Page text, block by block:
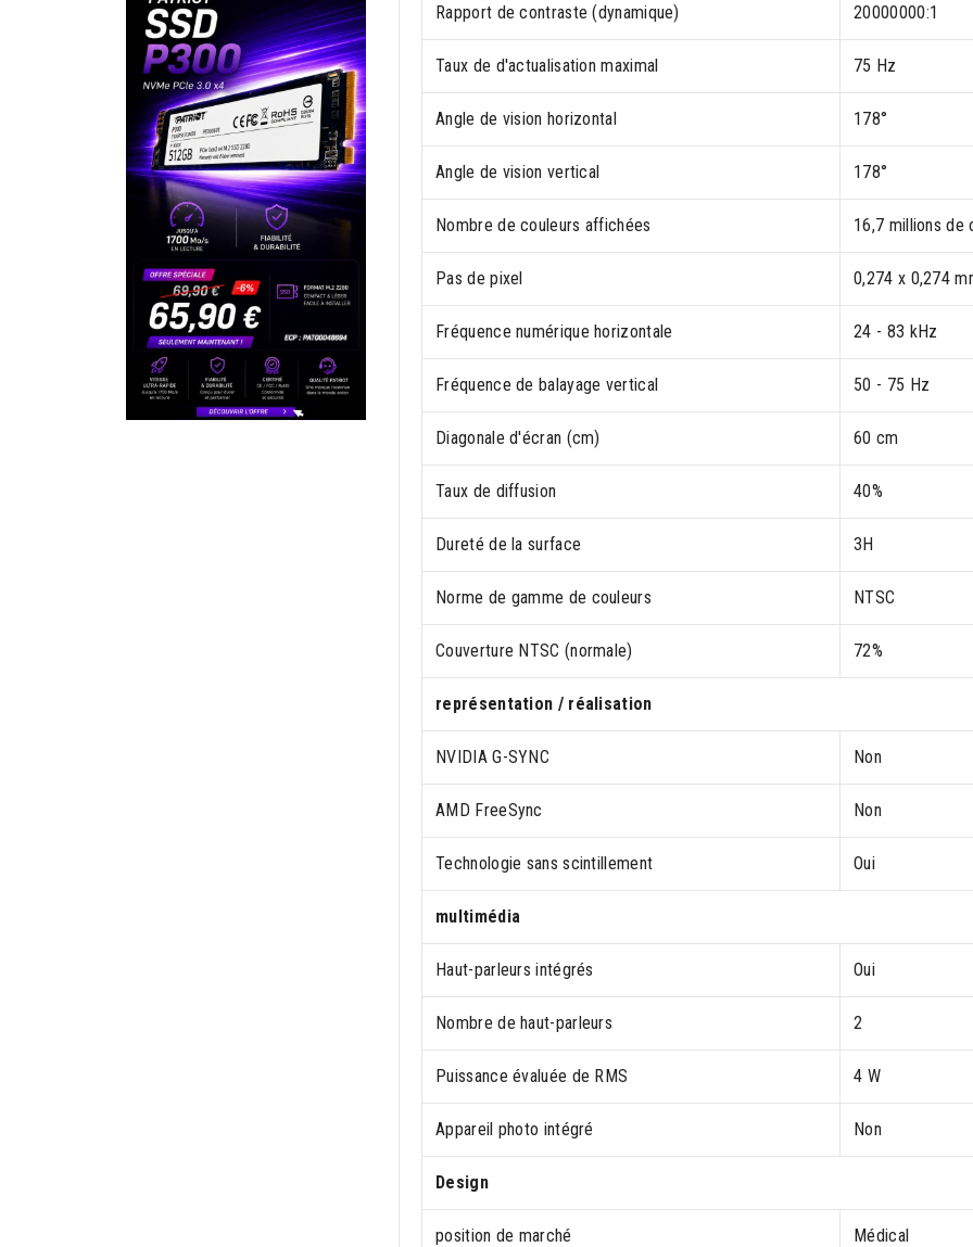
Rapport de contraste (dynamique) 20000000:1
Taux de d'actualisation maximal 75 Hz
Angle de vision horizontal 178°
Angle de vision vertical 178°
Nombre de couleurs affichées 16,7 millions de
Pas de pixel 0,274 x 0,274
Fréquence numérique horizontale 24 - 83 kHz
Fréquence de balayage vertical 50 - 75 Hz
Diagonale d'écran (cm) 60 cm
Taux de diffusion 40%
Dureté de la surface 3H
Norme de gamme de couleurs NTSC
Couverture NTSC (normale) 72%
représentation / réalisation
NVIDIA G-SYNC Non
AMD FreeSync Non
Technologie sans scintillement Oui
multimédia
Haut-parleurs intégrés Oui
Nombre de haut-parleurs 2
Puissance évaluée de RMS 4 W
Appareil photo intégré Non
Design
position de marché Médical